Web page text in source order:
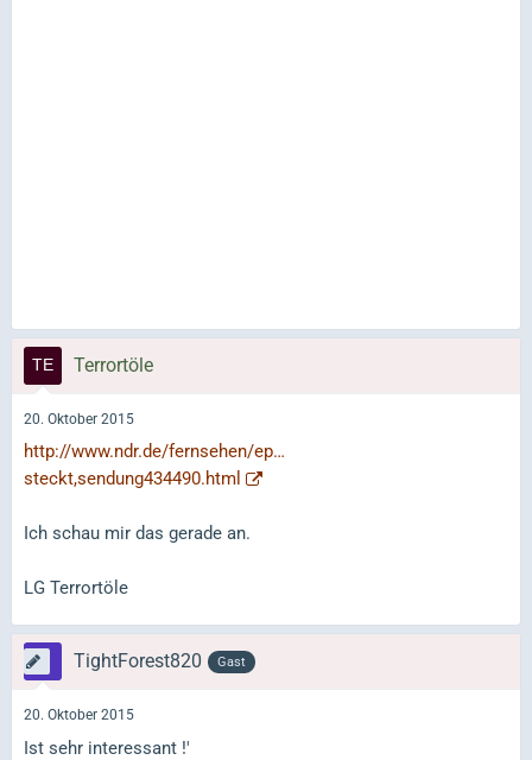
Terrortöle
20. Oktober 2015
http://www.ndr.de/fernsehen/ep…
steckt,sendung434490.html
Ich schau mir das gerade an.
LG Terrortöle
TightForest820 Gast
20. Oktober 2015
Ist sehr interessant !'